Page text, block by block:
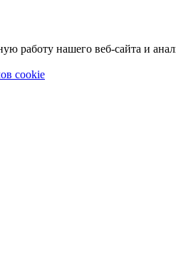
работу нашего веб-сайта и
cookie